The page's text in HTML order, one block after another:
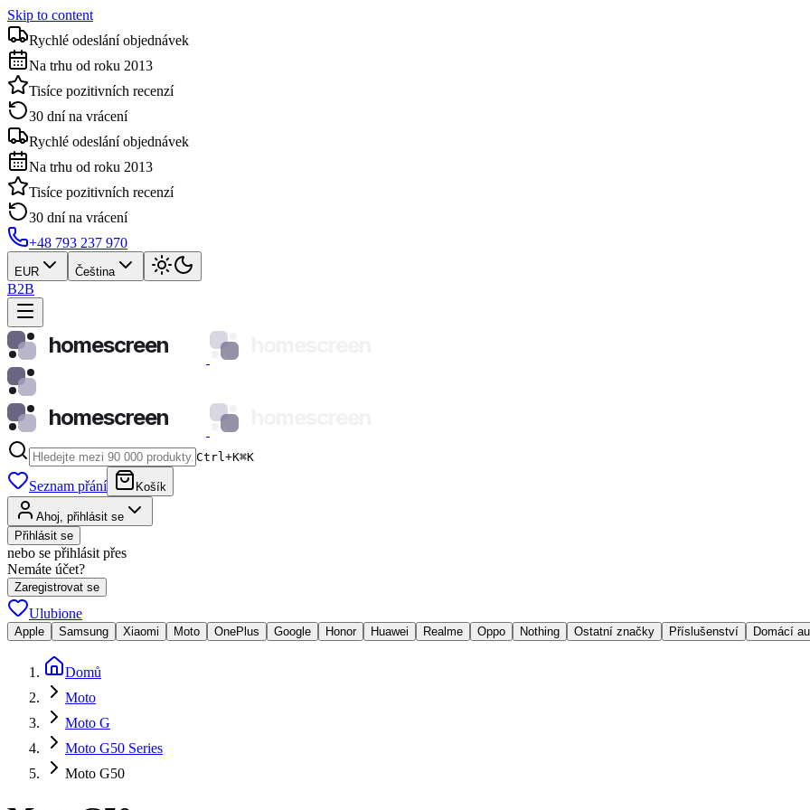
Skip to content
Rychlé odeslání objednávek
Na trhu od roku 2013
Tisíce pozitivních recenzí
30 dní na vrácení
Rychlé odeslání objednávek
Na trhu od roku 2013
Tisíce pozitivních recenzí
30 dní na vrácení
+48 793 237 970
EUR Čeština
B2B
homescreen
homescreen
Ctrl+K⌘K
Seznam přání Košík
Ahoj, přihlásit se
Přihlásit se
nebo se přihlásit přes
Nemáte účet?
Zaregistrovat se
Ulubione
Apple Samsung Xiaomi Moto OnePlus Google Honor Huawei Realme Oppo Nothing Ostatní značky Příslušenství Domácí
Domů
Moto
Moto G
Moto G50 Series
Moto G50